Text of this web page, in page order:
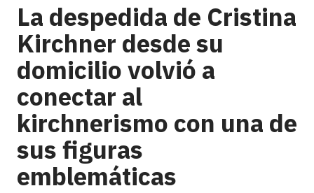
La despedida de Cristina
Kirchner desde su
domicilio volvió a
conectar al
kirchnerismo con una de
sus figuras
emblemáticas